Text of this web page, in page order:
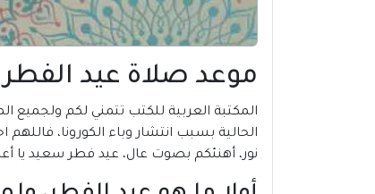
موعد صلاة عيد الفطر 2022 في بلدية الضعيان | قطر
الحالية بسبب انتشار وباء الكورونا،
نور، أهنئكم بصوت عال، عيد فطر سعيد يا